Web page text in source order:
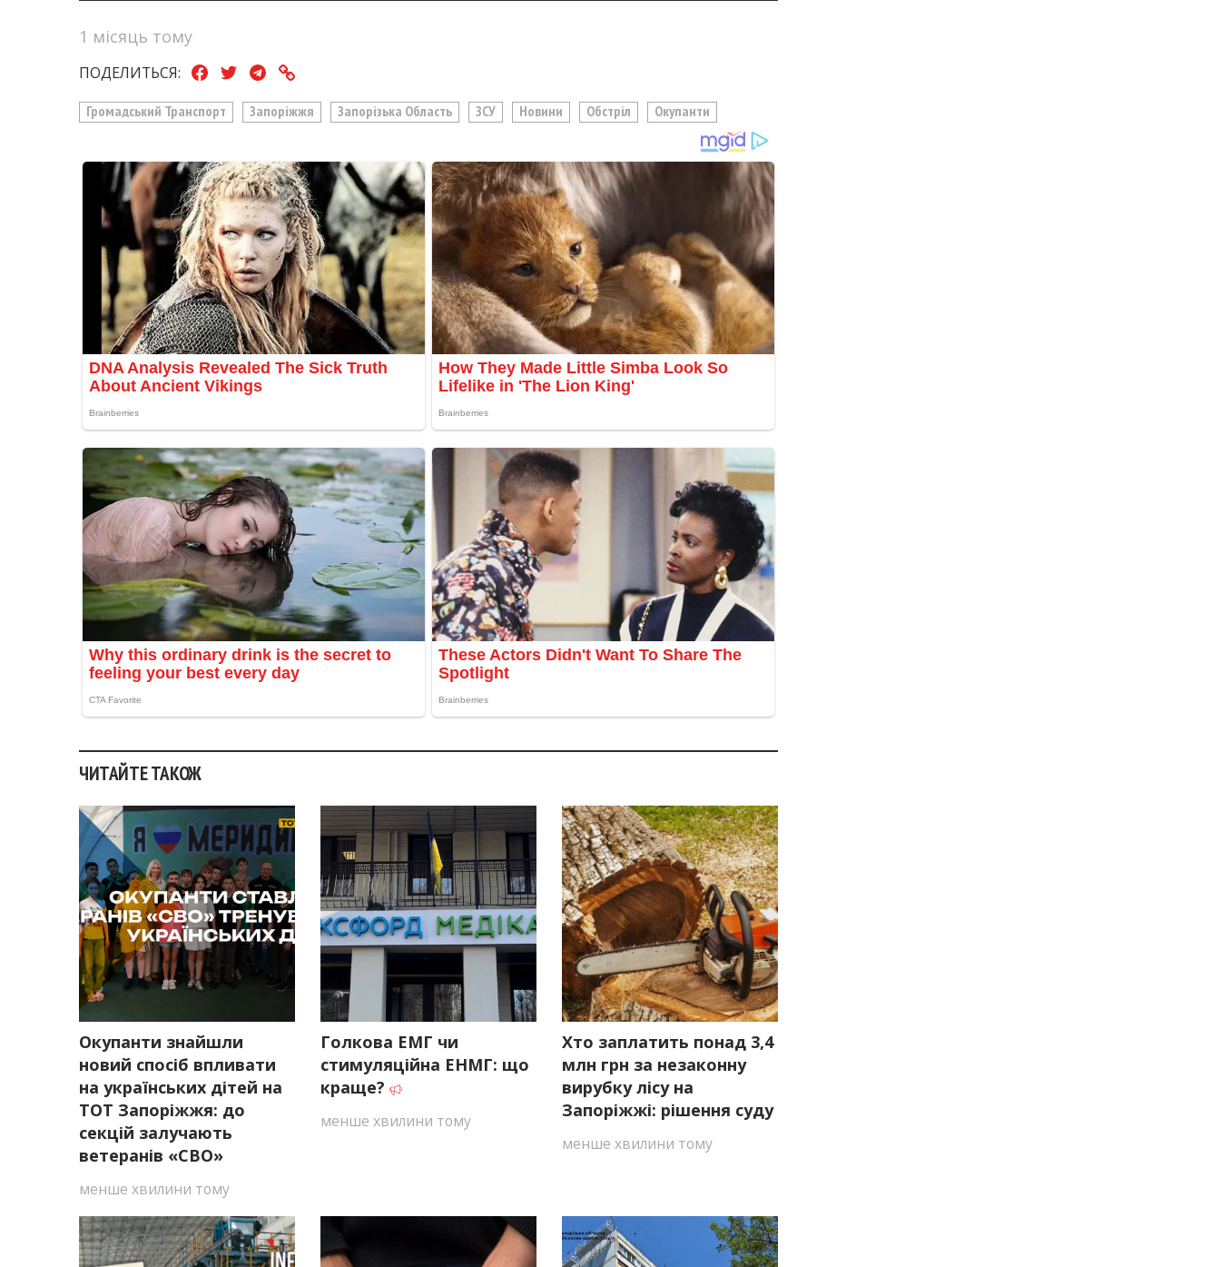
1 місяць тому
ПОДЕЛИТЬСЯ:
Громадський Транспорт Запоріжжя Запорізька Область ЗСУ Новини Обстріл Окупанти
ЧИТАЙТЕ ТАКОЖ
Окупанти знайшли
новий спосіб впливати
на українських дітей на
ТОТ Запоріжжя: до
секцій залучають
ветеранів «СВО»
менше хвилини тому
Голкова ЕМГ чи
стимуляційна ЕНМГ: що
краще?
менше хвилини тому
Хто заплатить понад 3,4
млн грн за незаконну
вирубку лісу на
Запоріжжі: рішення суду
менше хвилини тому